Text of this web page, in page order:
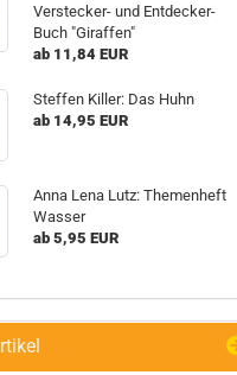
Verstecker- und Entdecker-
Buch "Giraffen"
ab 11,84 EUR
Steffen Killer: Das Huhn
ab 14,95 EUR
Anna Lena Lutz: Themenheft
Wasser
ab 5,95 EUR